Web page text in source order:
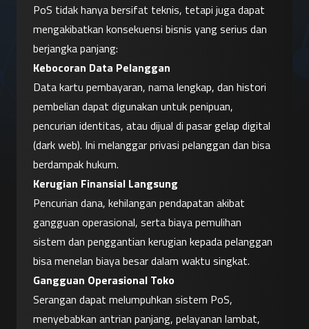
PoS tidak hanya bersifat teknis, tetapi juga dapat
mengakibatkan konsekuensi bisnis yang serius dan
berjangka panjang:
Kebocoran Data Pelanggan
Data kartu pembayaran, nama lengkap, dan histori
pembelian dapat digunakan untuk penipuan,
pencurian identitas, atau dijual di pasar gelap digital
(dark web). Ini melanggar privasi pelanggan dan bisa
berdampak hukum.
Kerugian Finansial Langsung
Pencurian dana, kehilangan pendapatan akibat
gangguan operasional, serta biaya pemulihan
sistem dan penggantian kerugian kepada pelanggan
bisa menelan biaya besar dalam waktu singkat.
Gangguan Operasional Toko
Serangan dapat melumpuhkan sistem PoS,
menyebabkan antrian panjang, pelayanan lambat,